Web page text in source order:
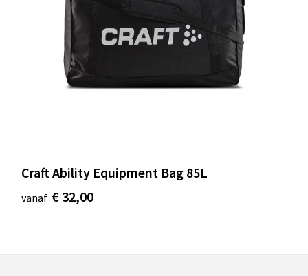
Craft Ability Equipment Bag 85L
vanaf € 32,00